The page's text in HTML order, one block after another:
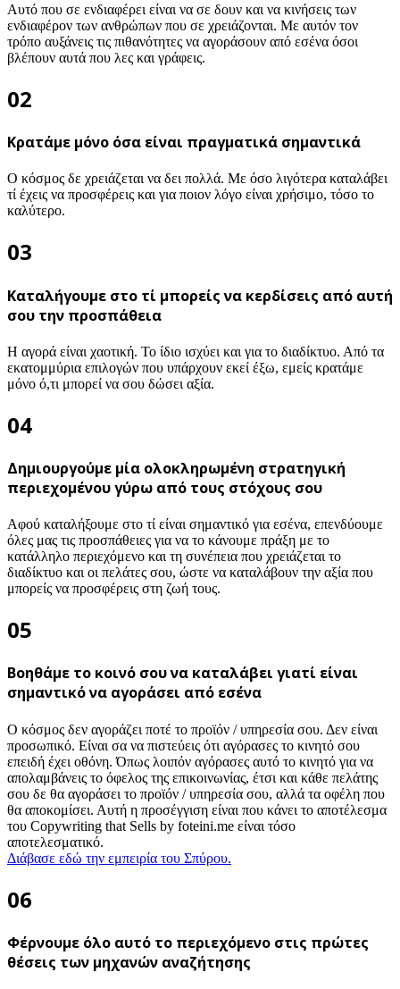
Αυτό που σε ενδιαφέρει είναι να σε δουν και να κινήσεις των
ενδιαφέρον των ανθρώπων που σε χρειάζονται. Με αυτόν τον
τρόπο αυξάνεις τις πιθανότητες να αγοράσουν από εσένα όσοι
βλέπουν αυτά που λες και γράφεις.
02
Κρατάμε μόνο όσα είναι πραγματικά σημαντικά
Ο κόσμος δε χρειάζεται να δει πολλά. Με όσο λιγότερα καταλάβει
τί έχεις να προσφέρεις και για ποιον λόγο είναι χρήσιμο, τόσο το
καλύτερο.
03
Καταλήγουμε στο τί μπορείς να κερδίσεις από αυτή
σου την προσπάθεια
Η αγορά είναι χαοτική. Το ίδιο ισχύει και για το διαδίκτυο. Από τα
εκατομμύρια επιλογών που υπάρχουν εκεί έξω, εμείς κρατάμε
μόνο ό,τι μπορεί να σου δώσει αξία.
04
Δημιουργούμε μία ολοκληρωμένη στρατηγική
περιεχομένου γύρω από τους στόχους σου
Αφού καταλήξουμε στο τί είναι σημαντικό για εσένα, επενδύουμε
όλες μας τις προσπάθειες για να το κάνουμε πράξη με το
κατάλληλο περιεχόμενο και τη συνέπεια που χρειάζεται το
διαδίκτυο και οι πελάτες σου, ώστε να καταλάβουν την αξία που
μπορείς να προσφέρεις στη ζωή τους.
05
Βοηθάμε το κοινό σου να καταλάβει γιατί είναι
σημαντικό να αγοράσει από εσένα
Ο κόσμος δεν αγοράζει ποτέ το προϊόν / υπηρεσία σου. Δεν είναι
προσωπικό. Είναι σα να πιστεύεις ότι αγόρασες το κινητό σου
επειδή έχει οθόνη. Όπως λοιπόν αγόρασες αυτό το κινητό για να
απολαμβάνεις το όφελος της επικοινωνίας, έτσι και κάθε πελάτης
σου δε θα αγοράσει το προϊόν / υπηρεσία σου, αλλά τα οφέλη που
θα αποκομίσει. Αυτή η προσέγγιση είναι που κάνει το αποτέλεσμα
του Copywriting that Sells by foteini.me είναι τόσο
αποτελεσματικό.
Διάβασε εδώ την εμπειρία του Σπύρου.
06
Φέρνουμε όλο αυτό το περιεχόμενο στις πρώτες
θέσεις των μηχανών αναζήτησης